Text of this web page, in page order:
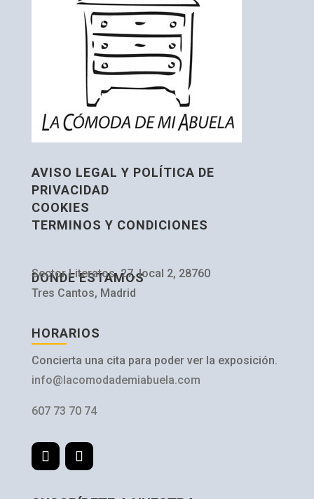
AVISO LEGAL Y POLÍTICA DE
PRIVACIDAD
COOKIES
TERMINOS Y CONDICIONES
DONDE ESTAMOS
Sector Literatos, 27, local 2, 28760
Tres Cantos, Madrid
HORARIOS
Concierta una cita para poder ver la exposición.
info@lacomodademiabuela.com
607 73 70 74